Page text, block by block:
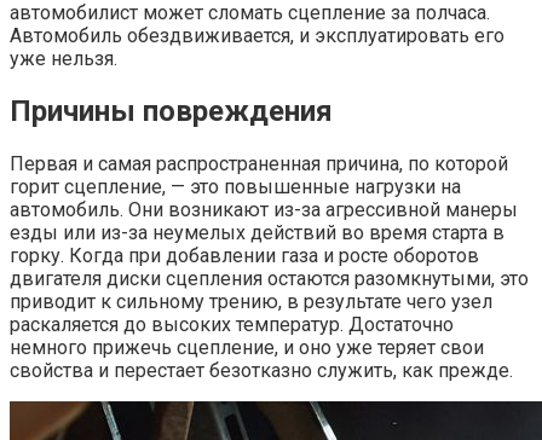
автомобилист может сломать сцепление за полчаса.
Автомобиль обездвиживается, и эксплуатировать его
уже нельзя.
Причины повреждения
Первая и самая распространенная причина, по которой
горит сцепление, — это повышенные нагрузки на
автомобиль. Они возникают из-за агрессивной манеры
езды или из-за неумелых действий во время старта в
горку. Когда при добавлении газа и росте оборотов
двигателя диски сцепления остаются разомкнутыми, это
приводит к сильному трению, в результате чего узел
раскаляется до высоких температур. Достаточно
немного прижечь сцепление, и оно уже теряет свои
свойства и перестает безотказно служить, как прежде.